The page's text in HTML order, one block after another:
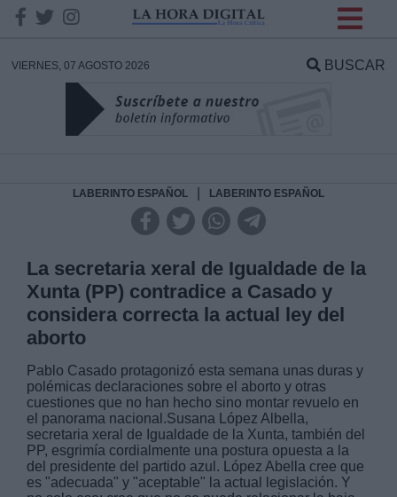
VIERNES, 07 AGOSTO 2026 BUSCAR
LABERINTO ESPAÑOL LABERINTO ESPAÑOL
La secretaria xeral de Igualdade de la
Xunta (PP) contradice a Casado y
considera correcta la actual ley del
aborto
Pablo Casado protagonizó esta semana unas duras y
polémicas declaraciones sobre el aborto y otras
cuestiones que no han hecho sino montar revuelo en
el panorama nacional.Susana López Albella,
secretaria xeral de Igualdade de la Xunta, también del
PP, esgrimía cordialmente una postura opuesta a la
del presidente del partido azul. López Abella cree que
es "adecuada" y "aceptable" la actual legislación. Y
DATOS
Responsable:
Legitimación:
Destinatarios: